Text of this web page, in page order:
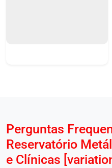
Perguntas
Reservatório
e Clínicas